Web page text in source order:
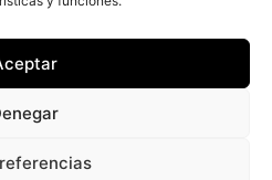
lo inunda
2018
infinidad de historias
Que si empezaron